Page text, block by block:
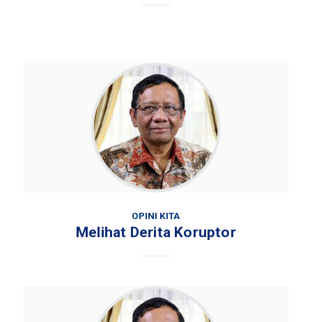
OPINI KITA
Melihat Derita Koruptor